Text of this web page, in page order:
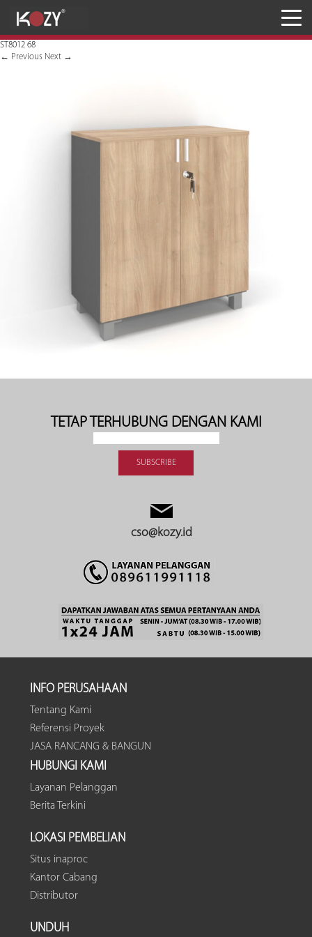
ST8012 68
← Previous Next →
TETAP TERHUBUNG DENGAN KAMI
cso@kozy.id
INFO PERUSAHAAN
Tentang Kami
Referensi Proyek
JASA RANCANG & BANGUN
HUBUNGI KAMI
Layanan Pelanggan
Berita Terkini
LOKASI PEMBELIAN
Situs inaproc
Kantor Cabang
Distributor
UNDUH
JASA RANCANG & BANGUN